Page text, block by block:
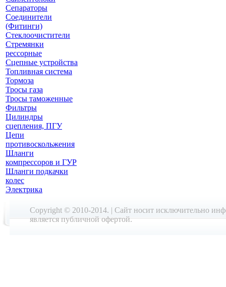
Сепараторы
Соединители
(Фитинги)
Стеклоочистители
Стремянки
рессорные
Сцепные устройства
Топливная система
Тормоза
Тросы газа
Тросы таможенные
Фильтры
Цилиндры
сцепления, ПГУ
Цепи
противоскольжения
Шланги
компрессоров и ГУР
Шланги подкачки
колес
Электрика
Copyright © 2010-2014. | Cайт носит исключительно
является публичной офертой.